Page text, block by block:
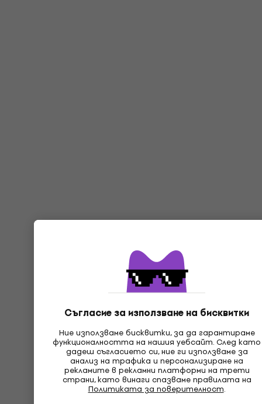
Съгласие за използване на бисквитки
Ние използваме бисквитки, за да гарантираме
функционалността на нашия уебсайт. След като
дадеш съгласието си, ние ги използваме за
анализ на трафика и персонализиране на
рекламите в рекламни платформи на трети
страни, като винаги спазваме правилата на
Политиката за поверителност.